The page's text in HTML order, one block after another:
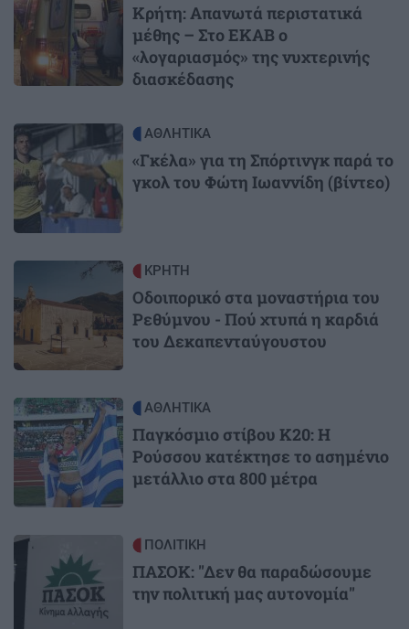
Κρήτη: Απανωτά περιστατικά
μέθης – Στο ΕΚΑΒ ο
«λογαριασμός» της νυχτερινής
διασκέδασης
Image ΑΘΛΗΤΙΚΑ
«Γκέλα» για τη Σπόρτινγκ παρά το
γκολ του Φώτη Ιωαννίδη (βίντεο)
ΚΡΗΤΗ
Οδοιπορικό στα μοναστήρια του
Ρεθύμνου - Πού χτυπά η καρδιά
του Δεκαπενταύγουστου
Image ΑΘΛΗΤΙΚΑ
Παγκόσμιο στίβου Κ20: Η
Ρούσσου κατέκτησε το ασημένιο
μετάλλιο στα 800 μέτρα
Image ΠΟΛΙΤΙΚΗ
ΠΑΣΟΚ: "Δεν θα παραδώσουμε
την πολιτική μας αυτονομία"